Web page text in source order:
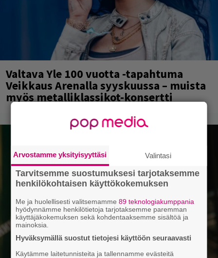
Valtava Yle 100 vuotta -tapahtuma
Veikkaus Arenalla syyskuussa – muista
myös metalliklassikot-konsertti
Arvostamme yksityisyyttäsi Valintasi
Tarvitsemme suostumuksesi tarjotaksemme
henkilökohtaisen käyttökokemuksen
Me ja huolellisesti valitsemamme89 teknologiakumppania
hyödynnämme henkilötietoja tarjotaksemme paremman
käyttäjäkokemuksen sekä kohdentaaksemme sisältöä ja
mainoksia.
Hyväksymällä suostut tietojesi käyttöön seuraavasti
Käytämme laitetunnisteita ja tallennamme evästeitä